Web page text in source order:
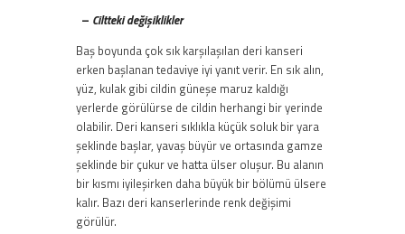
– Ciltteki değişiklikler
Baş boyunda çok sık karşılaşılan deri kanseri
erken başlanan tedaviye iyi yanıt verir. En sık alın,
yüz, kulak gibi cildin güneşe maruz kaldığı
yerlerde görülürse de cildin herhangi bir yerinde
olabilir. Deri kanseri sıklıkla küçük soluk bir yara
şeklinde başlar, yavaş büyür ve ortasında gamze
şeklinde bir çukur ve hatta ülser oluşur. Bu alanın
bir kısmı iyileşirken daha büyük bir bölümü ülsere
kalır. Bazı deri kanserlerinde renk değişimi
görülür.